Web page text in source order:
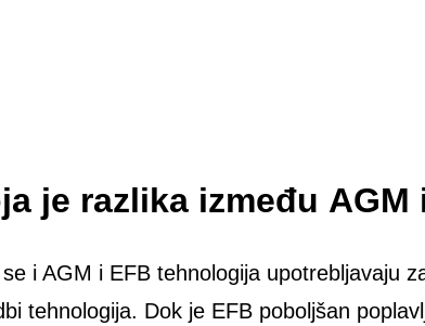
je razlika između AGM
i AGM i EFB tehnologija upotrebljavaju
tehnologija. Dok je EFB poboljšan